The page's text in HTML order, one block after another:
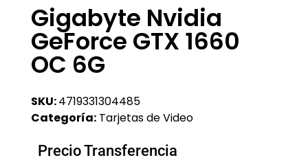
Gigabyte Nvidia
GeForce GTX 1660
OC 6G
SKU:4719331304485
Categoría: Tarjetas de Video
Precio Transferencia